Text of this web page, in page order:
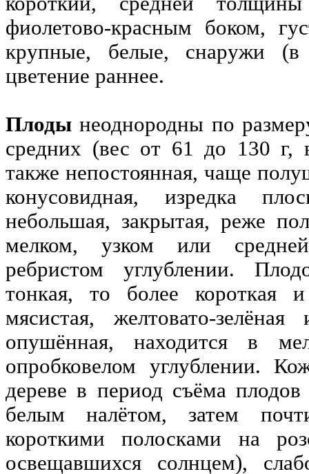
фиолетово-красным боком,
крупные, белые, снаружи (в
цветение раннее.
Плоды неоднородны по
средних (вес от 61 до 130
также непостоянная, чаще
конусовидная, изредка
небольшая, закрытая, реже
мелком, узком или
ребристом углублении.
тонкая, то более короткая
мясистая, желтовато-
опушённая, находится в
опробковелом углублении.
дереве в период съёма плодов
белым налётом, затем
короткими полосками на
освещавшихся солнцем),